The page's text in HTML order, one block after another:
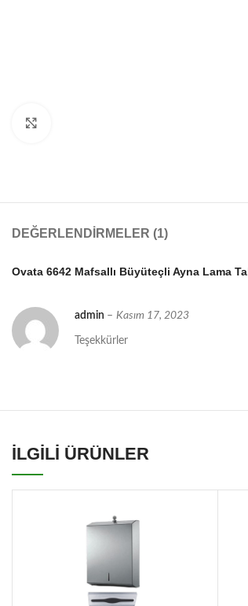
DEĞERLENDIRMELER (1)
Ovata 6642 Mafsallı Büyüteçli Ayna Lama
admin – Kasım 17, 2023
Teşekkürler
İLGİLİ ÜRÜNLER